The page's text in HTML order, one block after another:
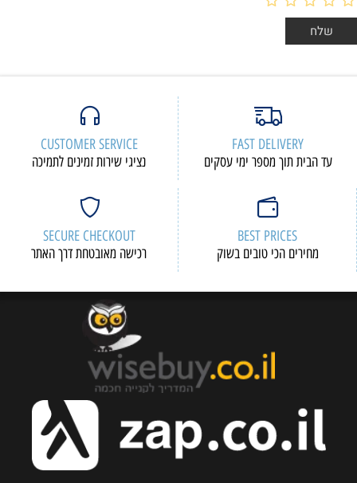
FAST DELIVERY
עד הבית תוך מספר ימי עסקים
CUSTOMER SERVICE
נציגי שירות זמינים לתמיכה
BEST PRICES
מחירים הכי טובים בשוק
SECURE CHECKOUT
רכישה מאובטחת דרך האתר